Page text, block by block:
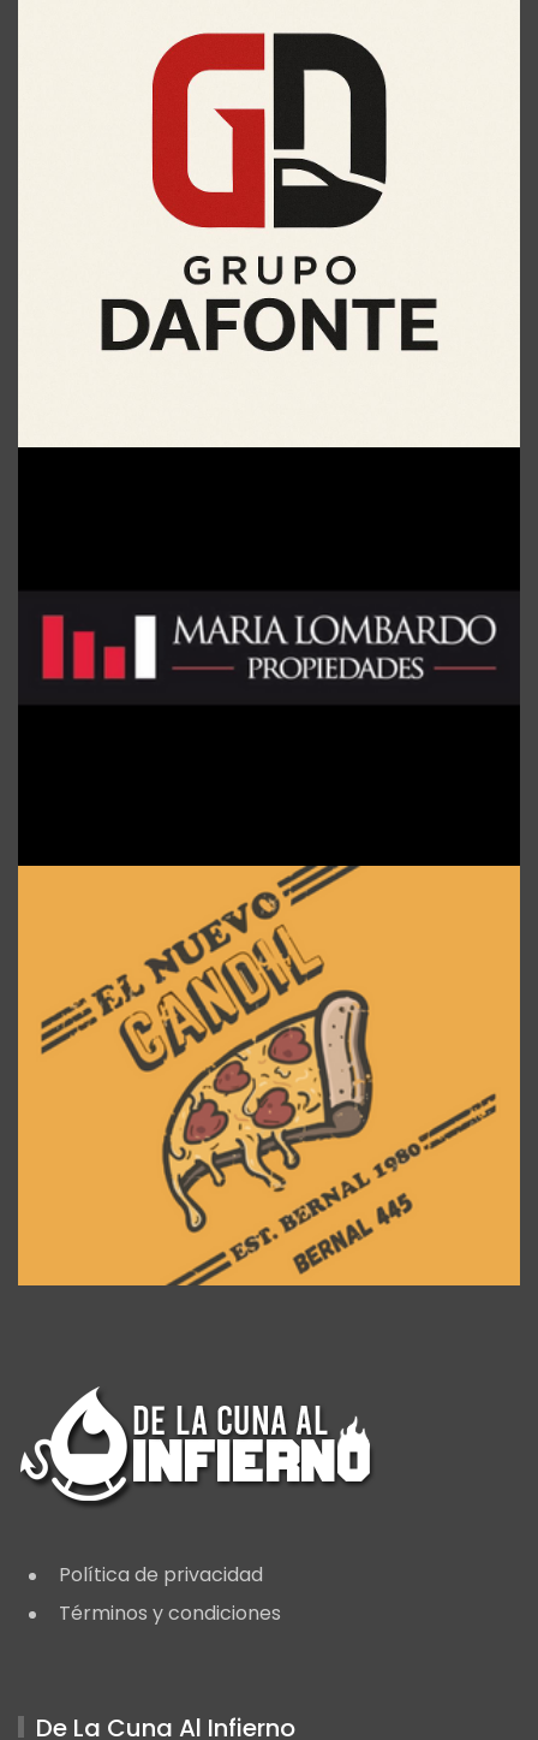
Política de privacidad
Términos y condiciones
De La Cuna Al Infierno